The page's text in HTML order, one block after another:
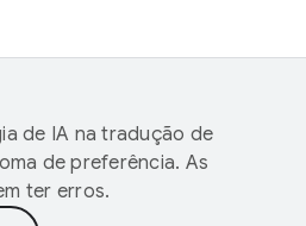
de IA na tradução de
de preferência. As
ter erros.